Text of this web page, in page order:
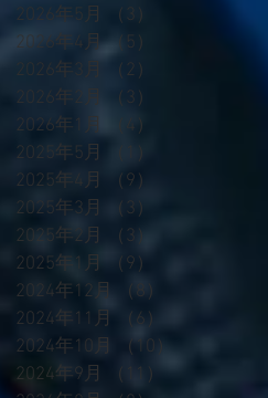
2026年5月
（3）
2026年4月 （5）
2026年3月
（2）
2026年2月
（3）
2026年1月
（4）
2025年5月
（1）
2025年4月
（9）
2025年3月
（3）
2025年2月
（3）
2025年1月
（9）
2024年12月
（8）
2024年11月
（6）
2024年10月
（10）
2024年9月
（11）
11件の記事